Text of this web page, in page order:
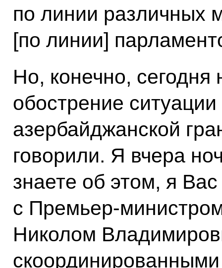
по линии различных
[по линии]
Но, конечно, сегодня
обострение
азербайджанской
говорили. Я вчера
знаете об этом, я
с Премьер-
Николом